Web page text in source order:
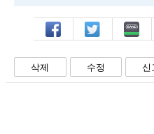
페북 트윗 밴드
삭제 수정 신